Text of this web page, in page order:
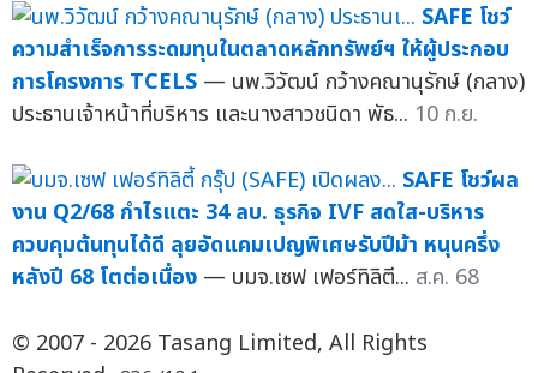
SAFE โชว์
ความสำเร็จการระดมทุนในตลาดหลักทรัพย์ฯ ให้ผู้ประกอบ
การโครงการ TCELS — นพ.วิวัฒน์ กว้างคณานุรักษ์ (กลาง)
ประธานเจ้าหน้าที่บริหาร และนางสาวชนิดา พัธ... 10 ก.ย.
SAFE โชว์ผล
งาน Q2/68 กำไรแตะ 34 ลบ. ธุรกิจ IVF สดใส-บริหาร
ควบคุมต้นทุนได้ดี ลุยอัดแคมเปญพิเศษรับปีม้า หนุนครึ่ง
หลังปี 68 โตต่อเนื่อง — บมจ.เซฟ เฟอร์ทิลิตี... ส.ค. 68
© 2007 - 2026 Tasang Limited, All Rights